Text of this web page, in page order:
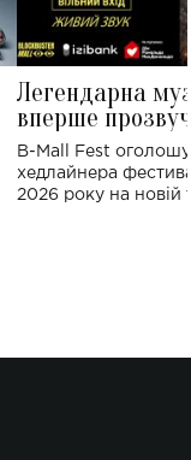
Легендарна
вперше
Україні: де
B-Mall Fest
хедлайнера
2026 року на новій